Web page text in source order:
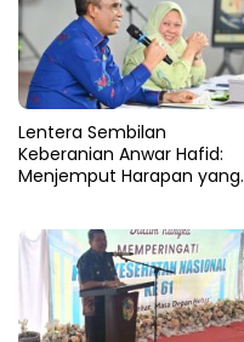
Lentera Sembilan
Keberanian Anwar Hafid:
Menjemput Harapan yang